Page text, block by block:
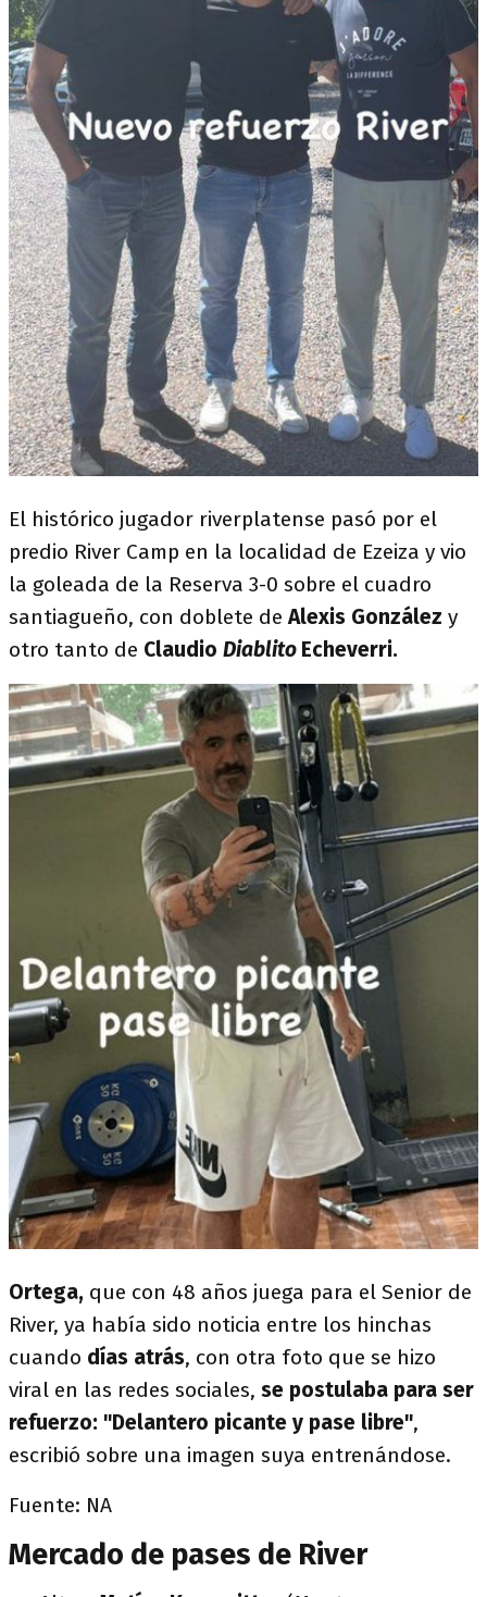
El histórico jugador riverplatense pasó por el
predio River Camp en la localidad de Ezeiza y vio
la goleada de la Reserva 3-0 sobre el cuadro
santiagueño, con doblete de Alexis González y
otro tanto de Claudio Diablito Echeverri.
Ortega, que con 48 años juega para el Senior de
River, ya había sido noticia entre los hinchas
cuando días atrás, con otra foto que se hizo
viral en las redes sociales, se postulaba para ser
refuerzo: "Delantero picante y pase libre",
escribió sobre una imagen suya entrenándose.
Fuente: NA
Mercado de pases de River